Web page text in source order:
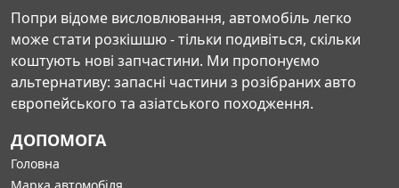
Попри відоме висловлювання, автомобіль легко
може стати розкішшю - тільки подивіться, скільки
коштують нові запчастини. Ми пропонуємо
альтернативу: запасні частини з розібраних авто
європейського та азіатського походження.
ДОПОМОГА
Головна
Марка автомобіля